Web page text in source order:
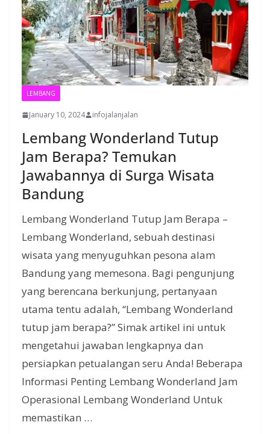
LEMBANG
January 10, 2024 infojalanjalan
Lembang Wonderland Tutup
Jam Berapa? Temukan
Jawabannya di Surga Wisata
Bandung
Lembang Wonderland Tutup Jam Berapa –
Lembang Wonderland, sebuah destinasi
wisata yang menyuguhkan pesona alam
Bandung yang memesona. Bagi pengunjung
yang berencana berkunjung, pertanyaan
utama tentu adalah, “Lembang Wonderland
tutup jam berapa?” Simak artikel ini untuk
mengetahui jawaban lengkapnya dan
persiapkan petualangan seru Anda! Beberapa
Informasi Penting Lembang Wonderland Jam
Operasional Lembang Wonderland Untuk
memastikan …